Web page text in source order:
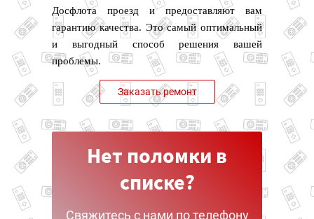
Досфлота проезд и предоставляют вам
гарантию качества. Это самый оптимальный
и выгодный способ решения вашей
проблемы.
Заказать ремонт
Нет поломки в
списке?
Свяжитесь с нами по телефону